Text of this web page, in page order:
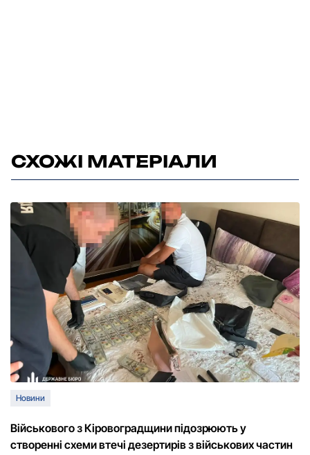
СХОЖІ МАТЕРІАЛИ
Новини
Військового з Кіровоградщини підозрюють у
створенні схеми втечі дезертирів з військових частин